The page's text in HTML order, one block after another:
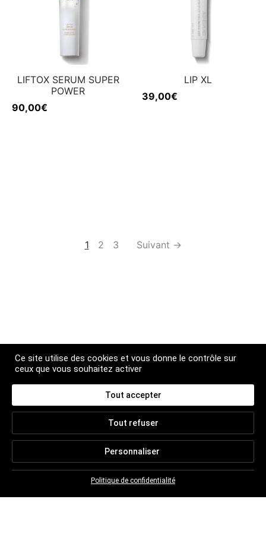
LIFTOX SERUM SUPER
POWER
90,00€
LIP XL
39,00€
1 2 3 Suivant →
NEWSLETTER
Abonnez-vous pour suivre toute l'actualité
Ce site utilise des cookies et vous donne le contrôle sur
ceux que vous souhaitez activer
Tout accepter
Tout refuser
Personnaliser
Politique de confidentialité